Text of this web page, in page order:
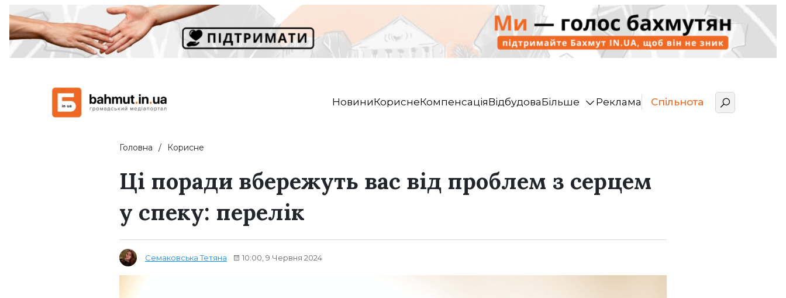
НовиниКориснеКомпенсаціяВідбудоваБільше Реклама Спільнота
Головна Корисне
Ці поради вбережуть вас від проблем з серцем
у спеку: перелік
Семаковська Тетяна 10:00, 9 Червня 2024